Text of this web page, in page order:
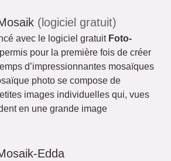
(logiciel gratuit)
avec le logiciel gratuit Foto-
pour la première fois de créer
d’impressionnantes mosaïques
photo se compose de
images individuelles qui, vues
en une grande image
Edda